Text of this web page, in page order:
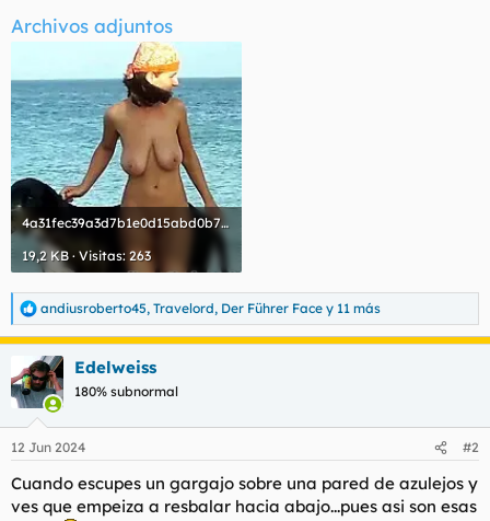
Archivos adjuntos
4a31fec39a3d7b1e0d15abd0b785f380.webp
19,2 KB · Visitas: 263
R
e
a
c
c
i
e
:
andiusroberto45, Travelord, Der Führer Face y 11 más
Edelweiss
180% subnormal
12 Jun 2024 #2
Cuando escupes un gargajo sobre una pared de azulejos y
ves que empeiza a resbalar hacia abajo...pues asi son esas